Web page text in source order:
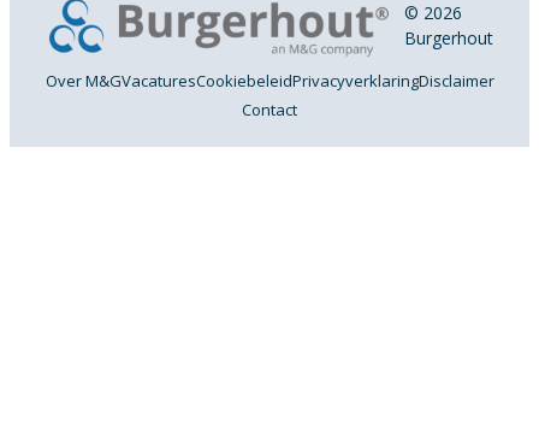
© 2026
Burgerhout
Over M&GVacaturesCookiebeleidPrivacyverklaringDisclaimer
Contact